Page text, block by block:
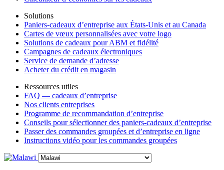
Solutions
Paniers-cadeaux d’entreprise aux États-Unis et au Canada
Cartes de vœux personnalisées avec votre logo
Solutions de cadeaux pour ABM et fidélité
Campagnes de cadeaux électroniques
Service de demande d’adresse
Acheter du crédit en magasin
Ressources utiles
FAQ — cadeaux d’entreprise
Nos clients entreprises
Programme de recommandation d’entreprise
Conseils pour sélectionner des paniers-cadeaux d’entreprise
Passer des commandes groupées et d’entreprise en ligne
Instructions vidéo pour les commandes groupées